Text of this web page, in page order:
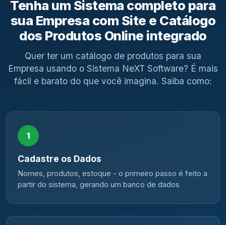
Tenha um Sistema completo para
sua Empresa com Site e Catálogo
dos Produtos Online integrado
Quer ter um catálogo de produtos para sua
Empresa usando o Sistema NeXT Software? É mais
fácil e barato do que você imagina. Saiba como:
1
Cadastre os Dados
Nomes, produtos, estoque - o primeiro passo é feito a
partir do sistema, gerando um banco de dados